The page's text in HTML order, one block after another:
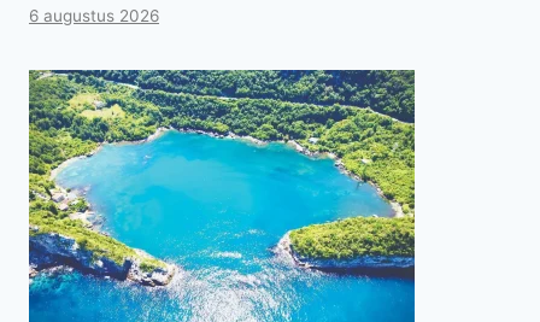
6 augustus 2026